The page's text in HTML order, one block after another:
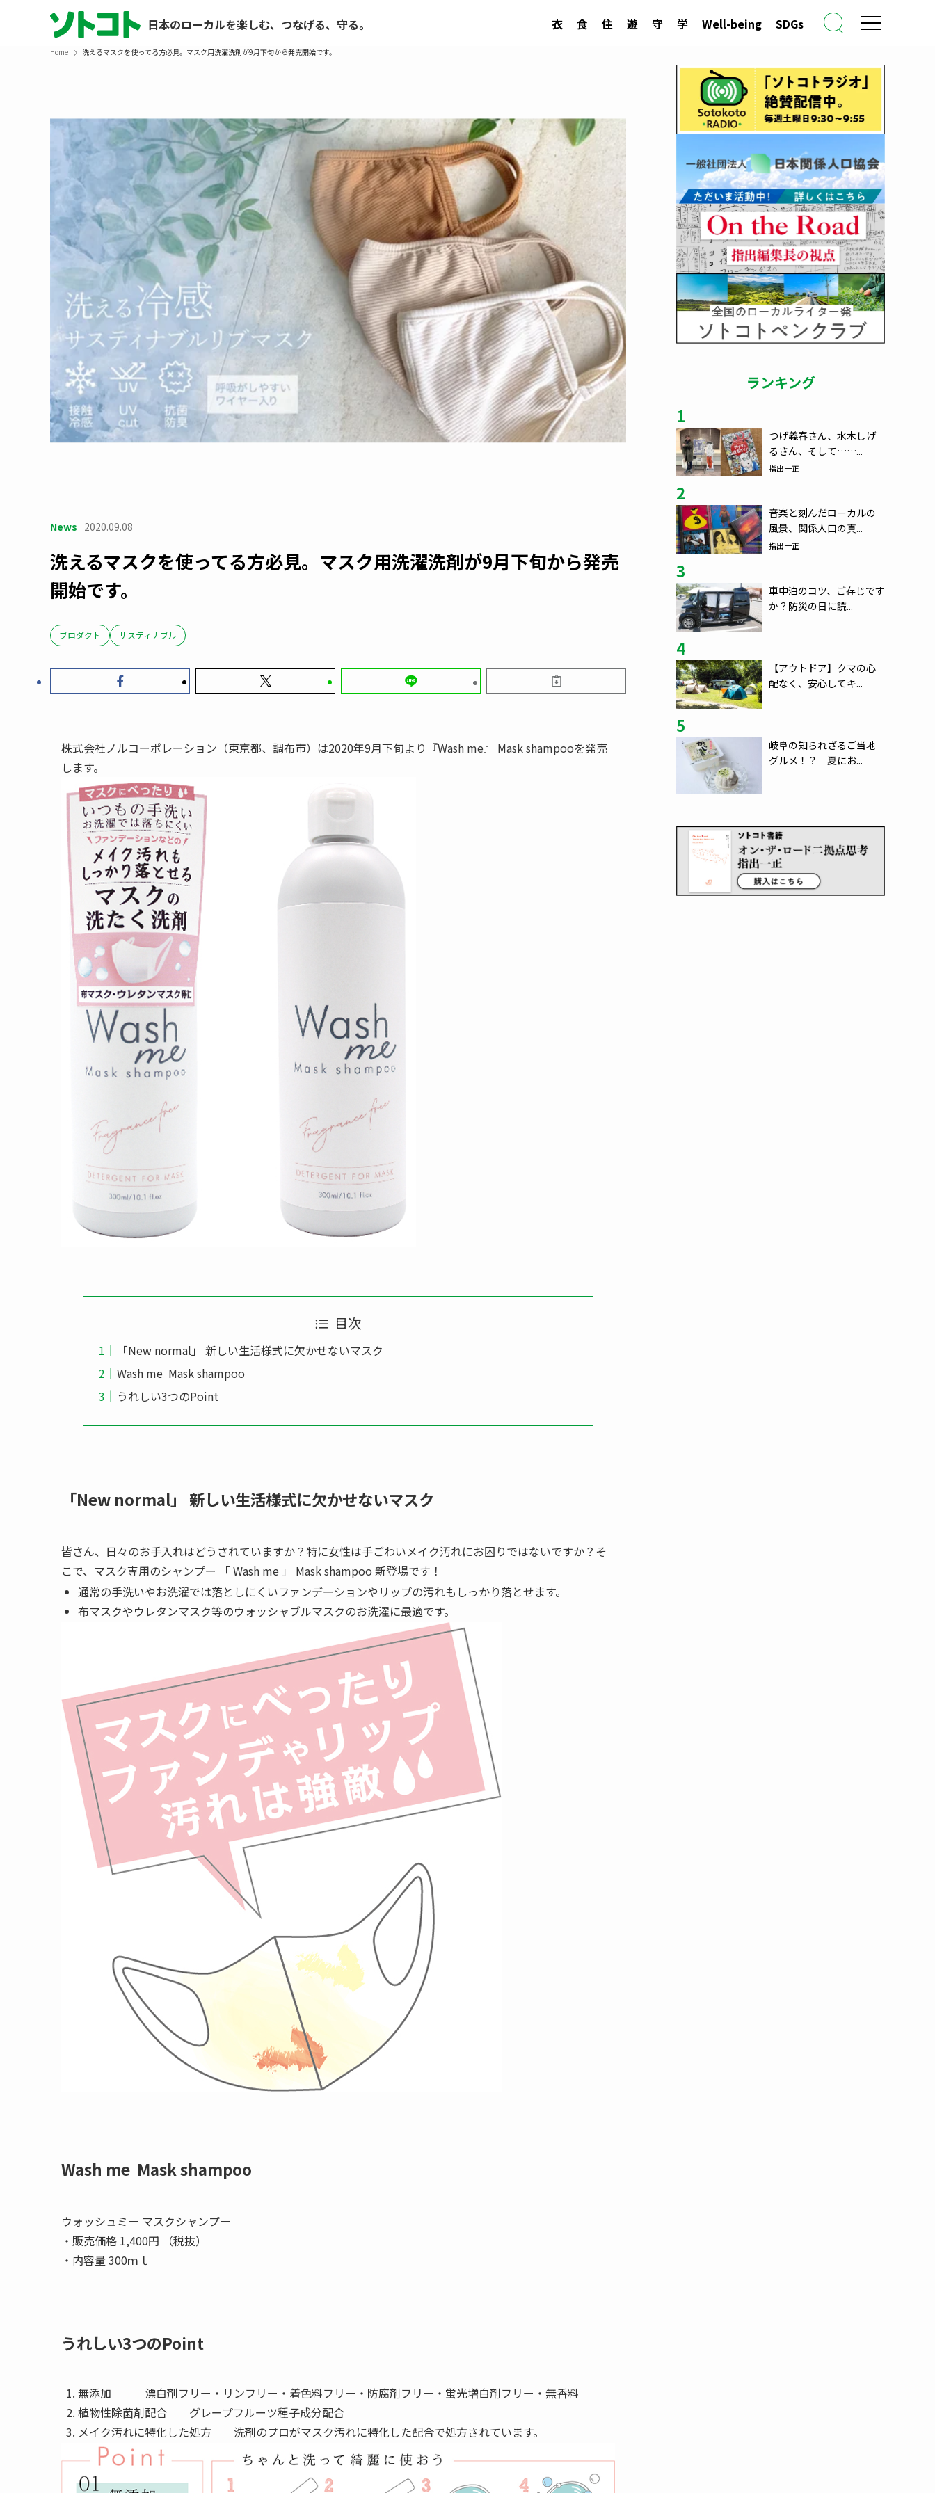
日本のローカルを楽しむ、つなげる、守る。 衣 食 住 遊 守 学 Well-being SDGs
Home 洗えるマスクを使ってる方必見。マスク用洗濯洗剤が9月下旬から発売開始です。
News 2020.09.08
洗えるマスクを使ってる方必見。マスク用洗濯洗剤が9月下旬から発売
開始です。
ブロダクト サスティナブル
株式会社ノルコーポレーション（東京都、調布市）は2020年9月下旬より『Wash me』 Mask shampooを発売
します。
目次
「New normal」 新しい生活様式に欠かせないマスク
Wash me Mask shampoo
うれしい3つのPoint
「New normal」 新しい生活様式に欠かせないマスク
皆さん、日々のお手入れはどうされていますか？特に女性は手ごわいメイク汚れにお困りではないですか？そ
こで、マスク専用のシャンプー 「 Wash me 」 Mask shampoo 新登場です！
通常の手洗いやお洗濯では落としにくいファンデーションやリップの汚れもしっかり落とせます。
布マスクやウレタンマスク等のウォッシャブルマスクのお洗濯に最適です。
Wash me Mask shampoo
ウォッシュミー マスクシャンプー
・販売価格 1,400円 （税抜）
・内容量 300ｍｌ
うれしい3つのPoint
無添加 漂白剤フリー・リンフリー・着色料フリー・防腐剤フリー・蛍光増白剤フリー・無香料
植物性除菌剤配合 グレープフルーツ種子成分配合
メイク汚れに特化した処方 洗剤のプロがマスク汚れに特化した配合で処方されています。
ランキング
1
つげ義春さん、水木しげ
るさん、そして……...
指出一正
2
音楽と刻んだローカルの
風景、関係人口の真...
指出一正
3
車中泊のコツ、ご存じです
か？防災の日に読...
4
【アウトドア】クマの心
配なく、安心してキ...
5
岐阜の知られざるご当地
グルメ！？ 夏にお...